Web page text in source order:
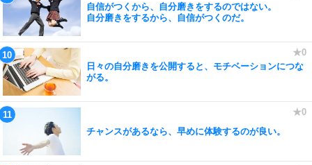
自信がつくから、自分磨きをするのではない。
自分磨きをするから、自信がつくのだ。
日々の自分磨きを公開すると、モチベーションにつな
がる。
チャンスがあるなら、早めに体験するのが良い。